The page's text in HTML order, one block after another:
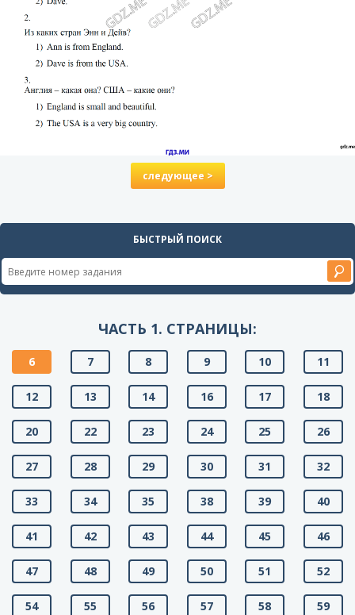
следующее >
БЫСТРЫЙ ПОИСК
ЧАСТЬ 1. СТРАНИЦЫ:
6 7 8 9 10 11
12 13 14 16 17 18
20 22 23 24 25 26
27 28 29 30 31 32
33 34 35 38 39 40
41 42 43 44 45 46
47 48 49 50 51 52
54 55 56 57 58 59